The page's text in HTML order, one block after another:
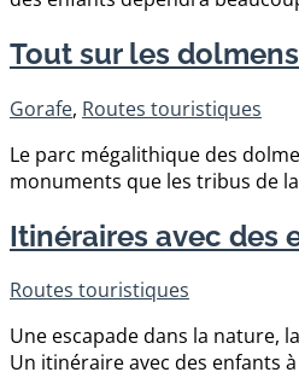
Tout sur les
Gorafe, Routes touristiques
Le parc mégalithique des
monuments que les tribus de
Itinéraires avec des
Routes touristiques
Une escapade dans la nature,
Un itinéraire avec des enfants